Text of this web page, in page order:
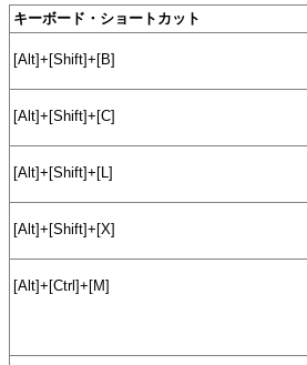
キーボード・ショートカット
[Alt]+[Shift]+[B]
[Alt]+[Shift]+[C]
[Alt]+[Shift]+[L]
[Alt]+[Shift]+[X]
[Alt]+[Ctrl]+[M]